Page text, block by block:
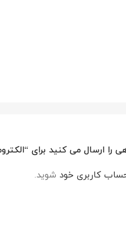
کنید برای “الکتروموتور سه فاز چدن
کاربری خود شوید.